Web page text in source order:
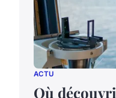
ACTU
Où